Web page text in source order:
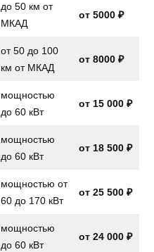
до 50 км от
МКАД
от 5000 ₽
от 50 до 100
км от МКАД
от 8000 ₽
мощностью
до 60 кВт
от 15 000 ₽
мощностью
до 60 кВт
от 18 500 ₽
мощностью от
60 до 170 кВт
от 25 500 ₽
мощностью
до 60 кВт
от 24 000 ₽